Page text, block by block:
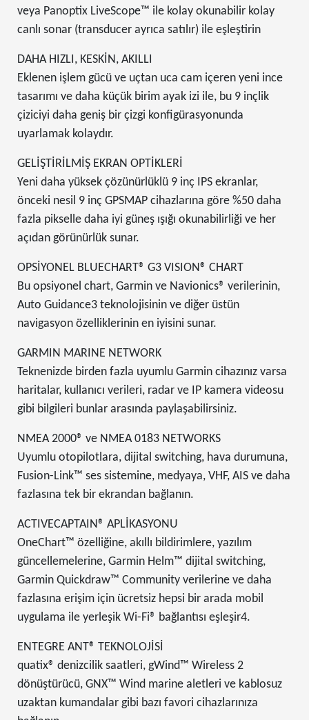
veya Panoptix LiveScope™ ile kolay okunabilir kolay
canlı sonar (transducer ayrıca satılır) ile eşleştirin
DAHA HIZLI, KESKİN, AKILLI
Eklenen işlem gücü ve uçtan uca cam içeren yeni ince
tasarımı ve daha küçük birim ayak izi ile, bu 9 inçlik
çiziciyi daha geniş bir çizgi konfigürasyonunda
uyarlamak kolaydır.
GELİŞTİRİLMİŞ EKRAN OPTİKLERİ
Yeni daha yüksek çözünürlüklü 9 inç IPS ekranlar,
önceki nesil 9 inç GPSMAP cihazlarına göre %50 daha
fazla pikselle daha iyi güneş ışığı okunabilirliği ve her
açıdan görünürlük sunar.
OPSİYONEL BLUECHART® G3 VISION® CHART
Bu opsiyonel chart, Garmin ve Navionics® verilerinin,
Auto Guidance3 teknolojisinin ve diğer üstün
navigasyon özelliklerinin en iyisini sunar.
GARMIN MARINE NETWORK
Teknenizde birden fazla uyumlu Garmin cihazınız varsa
haritalar, kullanıcı verileri, radar ve IP kamera videosu
gibi bilgileri bunlar arasında paylaşabilirsiniz.
NMEA 2000® ve NMEA 0183 NETWORKS
Uyumlu otopilotlara, dijital switching, hava durumuna,
Fusion-Link™ ses sistemine, medyaya, VHF, AIS ve daha
fazlasına tek bir ekrandan bağlanın.
ACTIVECAPTAIN® APLİKASYONU
OneChart™ özelliğine, akıllı bildirimlere, yazılım
güncellemelerine, Garmin Helm™ dijital switching,
Garmin Quickdraw™ Community verilerine ve daha
fazlasına erişim için ücretsiz hepsi bir arada mobil
uygulama ile yerleşik Wi-Fi® bağlantısı eşleşir4.
ENTEGRE ANT® TEKNOLOJİSİ
quatix® denizcilik saatleri, gWind™ Wireless 2
dönüştürücü, GNX™ Wind marine aletleri ve kablosuz
uzaktan kumandalar gibi bazı favori cihazlarınıza